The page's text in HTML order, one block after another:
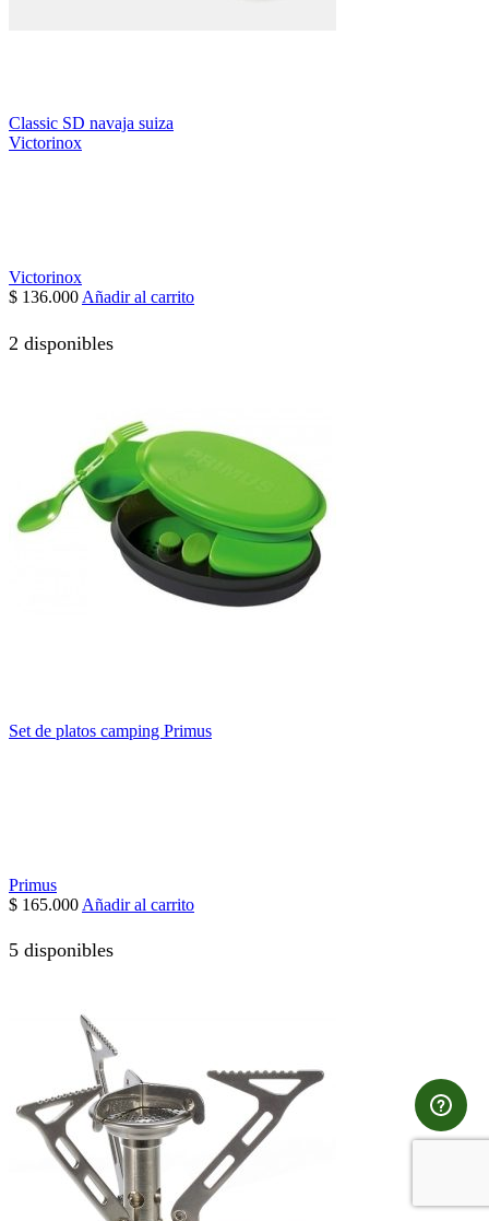
Classic SD navaja suiza
Victorinox
Victorinox
$ 136.000Añadir al carrito
2 disponibles
Set de platos camping Primus
Primus
$ 165.000 Añadir al carrito
5 disponibles